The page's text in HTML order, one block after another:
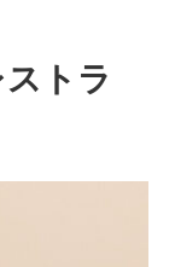
トラ